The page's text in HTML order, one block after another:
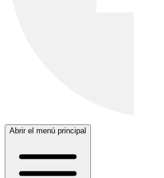
Abrir el menú principal